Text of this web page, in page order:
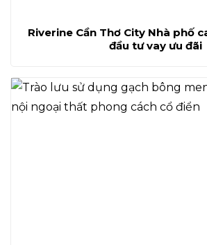
Riverine Cần Thơ City Nhà phố
đầu tư vay ưu đãi